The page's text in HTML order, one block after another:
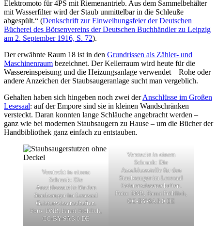
Elektromoto für 4PS mit Riemenantrieb. Aus dem Sammelbehälter
mit Wasserfilter wird der Staub unmittelbar in die Schleuße
abgespült.“ (Denkschrift zur Einweihungsfeier der Deutschen
Bücherei des Börsenvereins der Deutschen Buchhändler zu Leipzig
am 2. September 1916, S. 72).
Der erwähnte Raum 18 ist in den Grundrissen als Zähler- und
Maschinenraum bezeichnet. Der Kellerraum wird heute für die
Wassereinspeisung und die Heizungsanlage verwendet – Rohe oder
andere Anzeichen der Staubsaugeranlage sucht man vergeblich.
Gehalten haben sich hingeben noch zwei derAnschlüsse im Großen
Lesesaal: auf der Empore sind sie in kleinen Wandschränken
versteckt. Daran konnten lange Schläuche angebracht werden –
ganz wie bei modernen Staubsaugern zu Hause – um die Bücher der
Handbibliothek ganz einfach zu entstauben.
Versteckt in einem
Schrank: Die
Anschlussstelle für den
Staubsauger im Lesesaal
Geistenwissenschaften.
Foto: DNB, Fanni Fröhlich,
CC-BY-SA 3.0 DE
Versteckt in einem
Schrank: Die
Anschlussstelle für den
Staubsauger im Lesesaal
Geistenwissenschaften.
Foto: DNB, Fanni Fröhlich,
CC-BY-SA 3.0 DE